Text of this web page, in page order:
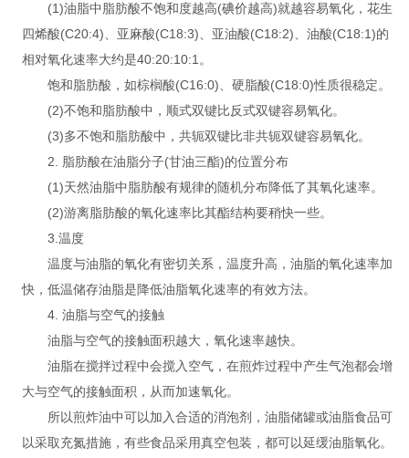
(1)油脂中脂肪酸不饱和度越高(碘价越高)就越容易氧化，花生
四烯酸(C20:4)、亚麻酸(C18:3)、亚油酸(C18:2)、油酸(C18:1)的
相对氧化速率大约是40:20:10:1。
饱和脂肪酸，如棕榈酸(C16:0)、硬脂酸(C18:0)性质很稳定。
(2)不饱和脂肪酸中，顺式双键比反式双键容易氧化。
(3)多不饱和脂肪酸中，共轭双键比非共轭双键容易氧化。
2. 脂肪酸在油脂分子(甘油三酯)的位置分布
(1)天然油脂中脂肪酸有规律的随机分布降低了其氧化速率。
(2)游离脂肪酸的氧化速率比其酯结构要稍快一些。
3.温度
温度与油脂的氧化有密切关系，温度升高，油脂的氧化速率加
快，低温储存油脂是降低油脂氧化速率的有效方法。
4. 油脂与空气的接触
油脂与空气的接触面积越大，氧化速率越快。
油脂在搅拌过程中会搅入空气，在煎炸过程中产生气泡都会增
大与空气的接触面积，从而加速氧化。
所以煎炸油中可以加入合适的消泡剂，油脂储罐或油脂食品可
以采取充氮措施，有些食品采用真空包装，都可以延缓油脂氧化。